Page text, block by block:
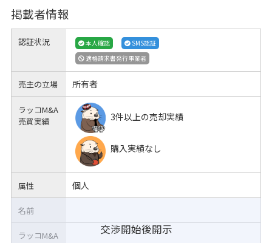
掲載者情報
認証状況 本人確認
SMS認証
適格請求書発行事業者
売主の立場 所有者
ラッコM&A
売買実績
3件以上の売却実績
購入実績なし
属性 個人
交渉開始後開示
名前
ラッコM&A